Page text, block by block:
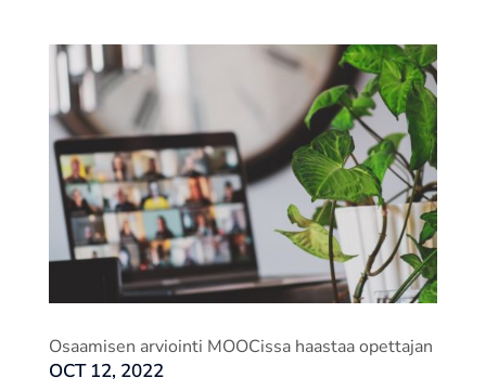
Osaamisen arviointi MOOCissa haastaa opettajan
OCT 12, 2022